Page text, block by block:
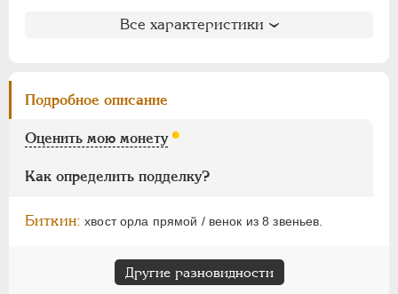
Литература и редкость
Уздеников: 1615
Семёнов
Все характеристики
Подробное описание
Оценить мою монету
Как определить подделку?
Биткин: хвост орла прямой / венок из 8 звеньев.
Другие разновидности
Для Польши
Монетовидные
АЛЕКСАНДР II 1855-1881
НИКОЛАЙ II 1894-1917
ИНОСТРАННЫЕ 1768-1918